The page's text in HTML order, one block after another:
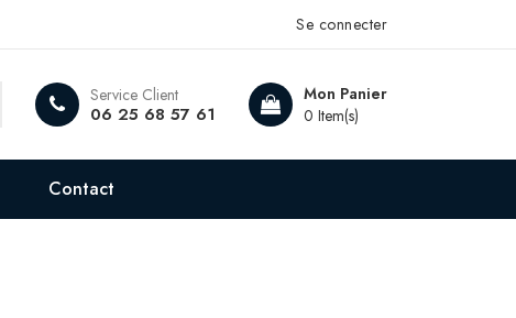
Se connecter
Mon Panier
0 Item(s)
Service Client
06 25 68 57 61
Contact